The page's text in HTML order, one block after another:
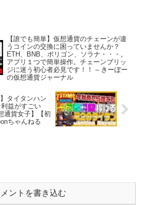
【誰でも簡単】仮想通貨のチェーンが違
うコインの交換に困っていませんか？
ETH、BNB、ポリゴン、ソラナ・・・。
アプリ１つで簡単操作。チェーンブリッ
ジに迷う初心者必見です！！ – きーぼー
の仮想通貨ジャーナル
タイタンハン
益がすごい
通貨女子】【初
ちゃんねる
ントを書き込む